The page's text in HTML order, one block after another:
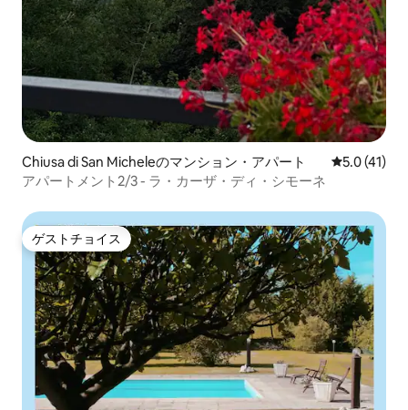
Chiusa di San Micheleのマンション・アパート レビュー41
5.0 (41)
アパートメント2/3 - ラ・カーザ・ディ・シモーネ
ゲストチョイス
ゲストチョイス